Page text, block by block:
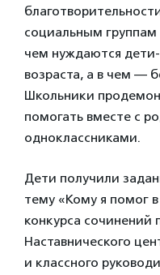
социальным
чем нуждаются
возраста, а в чем —
Школьники
помогать вместе с
одноклассниками.
Дети получили
тему «Кому я помог
конкурса сочинений
Наставнического
и классного